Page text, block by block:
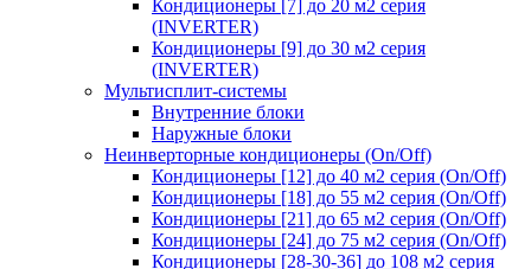
Кондиционеры [7] до 20 м2 серия
(INVERTER)
Кондиционеры [9] до 30 м2 серия
(INVERTER)
Мультисплит-системы
Внутренние блоки
Наружные блоки
Неинверторные кондиционеры (On/Off)
Кондиционеры [12] до 40 м2 серия (On/Off)
Кондиционеры [18] до 55 м2 серия (On/Off)
Кондиционеры [21] до 65 м2 серия (On/Off)
Кондиционеры [24] до 75 м2 серия (On/Off)
Кондиционеры [28-30-36] до 108 м2 серия